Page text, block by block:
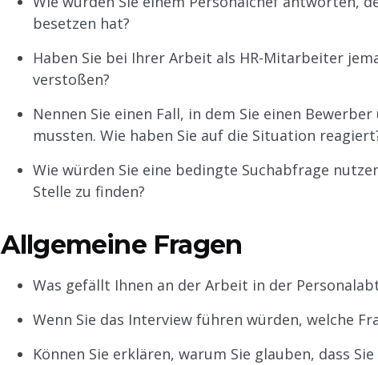
besetzen hat?
Haben Sie bei Ihrer Arbeit als HR-Mitarbeiter
verstoßen?
Nennen Sie einen Fall, in dem Sie einen
mussten. Wie haben Sie auf die Situation
Wie würden Sie eine bedingte Suchabfrage
Stelle zu finden?
Allgemeine Fragen
Was gefällt Ihnen an der Arbeit in der
Wenn Sie das Interview führen würden, welche
Können Sie erklären, warum Sie glauben, dass